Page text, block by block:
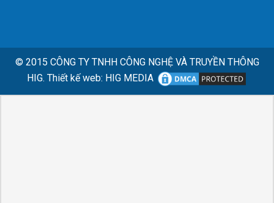
© 2015 CÔNG TY TNHH CÔNG NGHỆ VÀ TRUYỀN THÔNG
HIG. Thiết kế web: HIG MEDIA